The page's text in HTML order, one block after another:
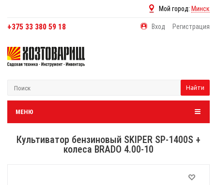
Мой город: Минск
+375 33 380 59 18 Вход Регистрация
Найти
МЕНЮ
Культиватор бензиновый SKIPER SP-1400S +
колеса BRADO 4.00-10